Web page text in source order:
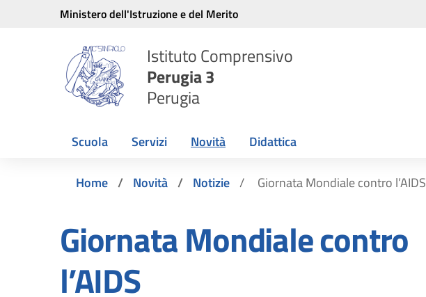
Vai ai contenuti
Vai al menu di navigazione
Ministero dell'Istruzione e del Merito
Istituto Comprensivo
Perugia 3
Perugia
Scuola Servizi Novità Didattica
Home Novità Notizie Giornata Mondiale contro l’AIDS
Giornata Mondiale contro
l’AIDS